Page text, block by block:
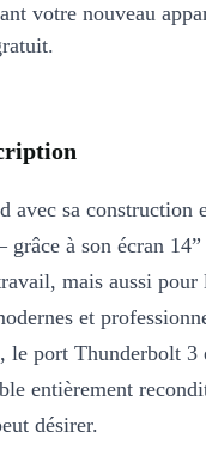
votre nouveau
avec sa construction
grâce à son écran 14”
mais aussi pour
et
le port Thunderbolt 3
entièrement
désirer.